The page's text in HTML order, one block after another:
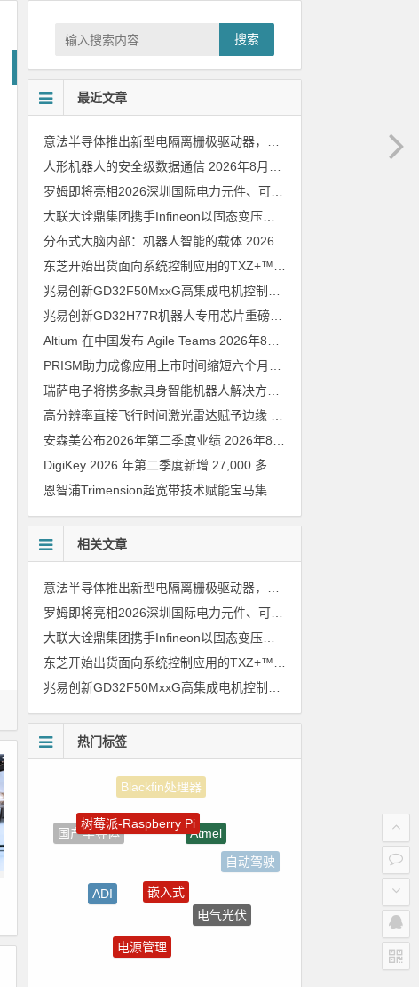
搜索
最近文章
人形机器人的安全级数据通信 2026年8月8日
罗姆即将亮相2026深圳国际电力元件、可再生能源管理展览会暨研讨会
大联大诠鼎集团携手Infineon以固态变压器重构配电效率新标杆
分布式大脑内部：机器人智能的载体 2026年8月6日
兆易创新GD32H77R机器人专用芯片重磅亮相，精准赋能伺服驱动与关节控制
Altium 在中国发布 Agile Teams 2026年8月6日
安森美公布2026年第二季度业绩 2026年8月6日
恩智浦Trimension超宽带技术赋能宝马集团Digital Key Plus及生命体存在检测功能
相关文章
罗姆即将亮相2026深圳国际电力元件、可再生能源管理展览会暨研讨会
大联大诠鼎集团携手Infineon以固态变压器重构配电效率新标杆
热门标签
国产半导体
树莓派-Raspberry Pi
Atmel
自动驾驶
电气光伏
电路图
电源管理